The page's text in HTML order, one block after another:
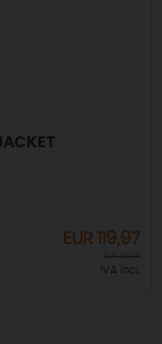
EUR 119,97
IVA incl.